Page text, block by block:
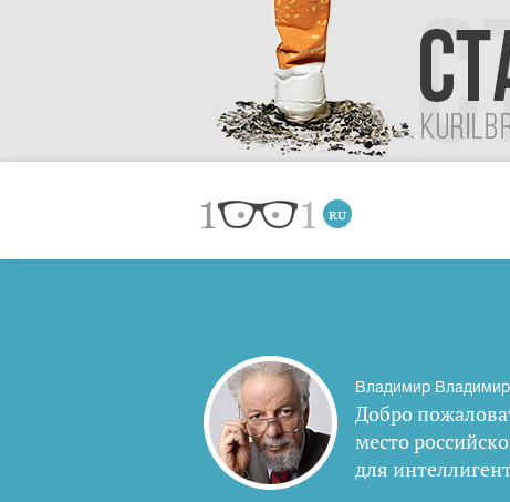
Владимир
Добро
место
для